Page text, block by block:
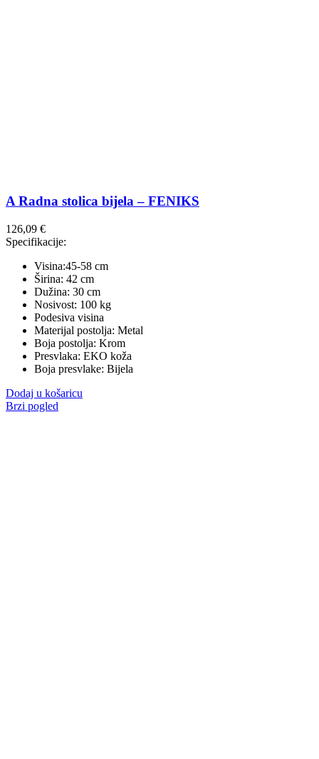
A Radna stolica bijela – FENIKS
126,09 €
Specifikacije:
Visina:45-58 cm
Širina: 42 cm
Dužina: 30 cm
Nosivost: 100 kg
Podesiva visina
Materijal postolja: Metal
Boja postolja: Krom
Presvlaka: EKO koža
Boja presvlake: Bijela
Dodaj u košaricu
Brzi pogled